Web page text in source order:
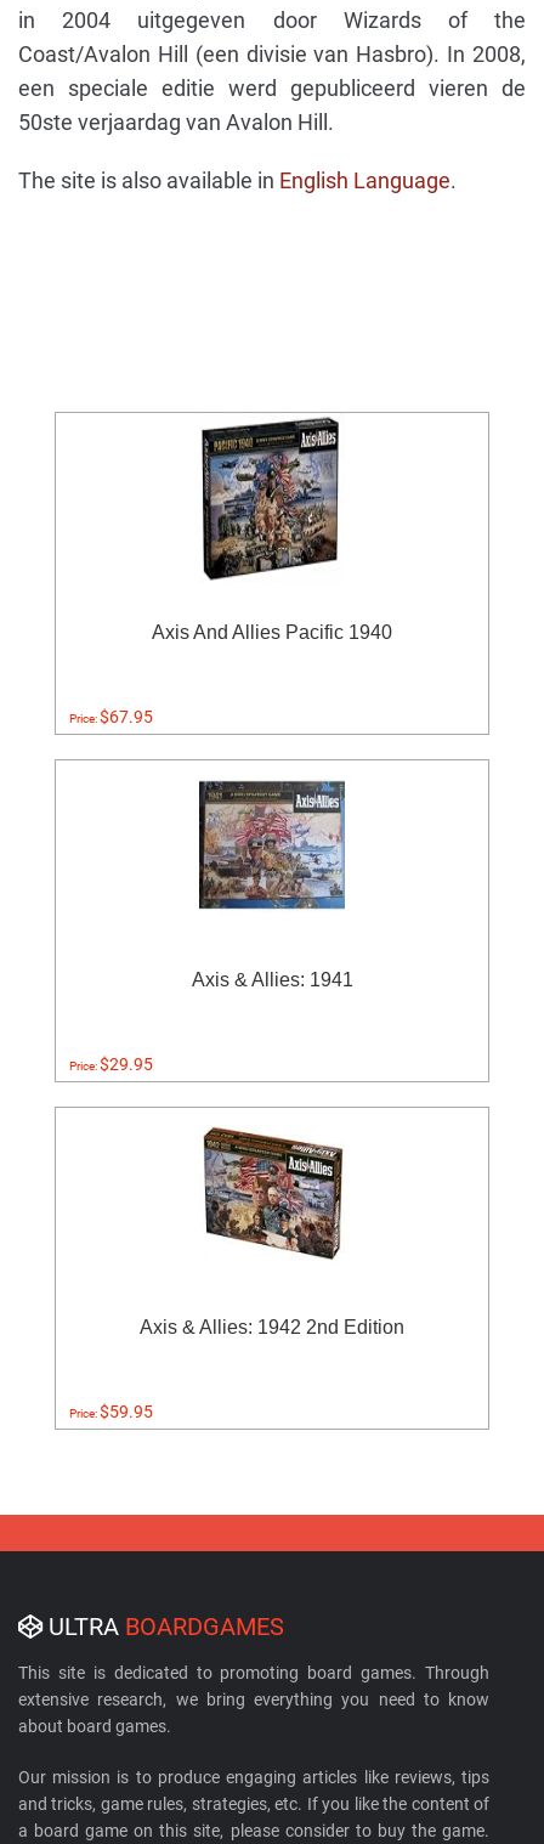
in 2004 uitgegeven door Wizards of the
Coast/Avalon Hill (een divisie van Hasbro). In 2008,
een speciale editie werd gepubliceerd vieren de
50ste verjaardag van Avalon Hill.
The site is also available in English Language.
Axis And Allies Pacific 1940
Price:$67.95
Axis & Allies: 1941
Price:$29.95
Axis & Allies: 1942 2nd Edition
Price:$59.95
ULTRA BOARDGAMES
This site is dedicated to promoting board games. Through
extensive research, we bring everything you need to know
about board games.
Our mission is to produce engaging articles like reviews, tips
and tricks, game rules, strategies, etc. If you like the content of
a board game on this site, please consider to buy the game.